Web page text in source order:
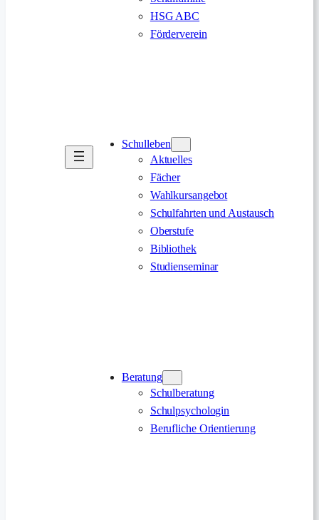
HSG ABC
Förderverein
Schulleben
Aktuelles
Fächer
Wahlkursangebot
Schulfahrten und Austausch
Oberstufe
Bibliothek
Studienseminar
Beratung
Schulberatung
Schulpsychologin
Berufliche Orientierung